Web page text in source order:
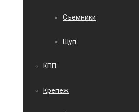
Съемники
Щуп
КПП
Крепеж